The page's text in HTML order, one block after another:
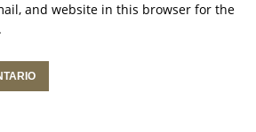
and website in this browser for the